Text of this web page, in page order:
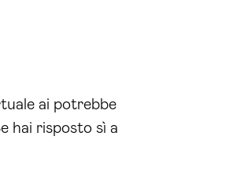
ai potrebbe
hai risposto sì a